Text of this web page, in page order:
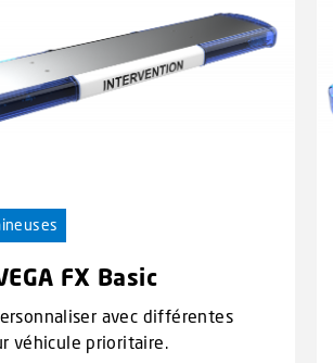
FX Basic
avec différentes
véhicule prioritaire.